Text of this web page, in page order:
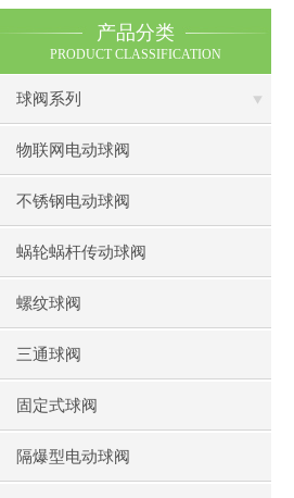
产品分类
PRODUCT CLASSIFICATION
球阀系列
物联网电动球阀
不锈钢电动球阀
蜗轮蜗杆传动球阀
螺纹球阀
三通球阀
固定式球阀
隔爆型电动球阀